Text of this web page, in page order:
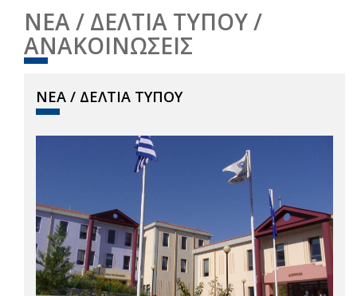
ΝΕΑ / ΔΕΛΤΙΑ ΤΥΠΟΥ /
ΑΝΑΚΟΙΝΩΣΕΙΣ
ΝΕΑ / ΔΕΛΤΙΑ ΤΥΠΟΥ